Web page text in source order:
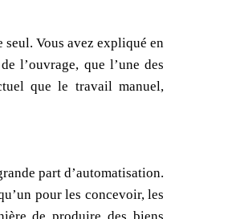
seul. Vous avez expliqué en
l’ouvrage, que l’une des
que le travail manuel,
part d’automatisation.
pour les concevoir, les